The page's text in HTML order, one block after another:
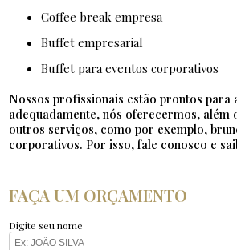
coffee break empresa
buffet empresarial
buffet para eventos corporativos
Nossos profissionais estão prontos para
adequadamente, nós oferecermos, além
outros serviços, como por exemplo,
corporativos. Por isso, fale conosco e
FAÇA UM ORÇAMENTO
Digite seu nome